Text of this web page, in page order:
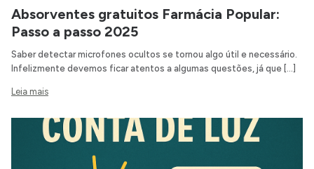
Absorventes gratuitos Farmácia Popular:
Passo a passo 2025
Saber detectar microfones ocultos se tornou algo útil e necessário.
Infelizmente devemos ficar atentos a algumas questões, já que […]
Leia mais